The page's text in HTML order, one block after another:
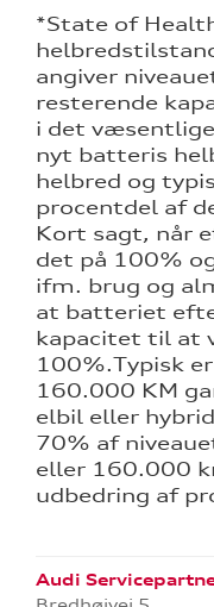
*State of
angiver
resterende
i det
nyt batteris
helbred og
procentdel af
Kort sagt, når
det på 100%
ifm. brug og
at batteriet
kapacitet til at
100%.Typisk
160.000 KM
elbil eller
70% af
eller 160.000
udbedring af
Audi